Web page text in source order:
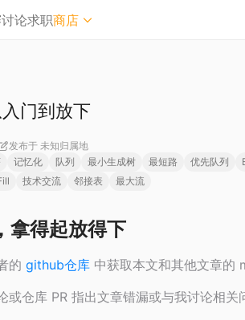
讨论求职商店
Plus 会员
门到放下
发布于 未知归属地
记忆化 队列 最小生成树 最短路 优先队列
技术交流 邻接表 最大流
拿得起放得下
的 github仓库中获取本文和其他文章的
或仓库 PR 指出文章错漏或与我讨论相关